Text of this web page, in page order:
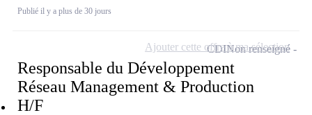
Publié il y a plus de 30 jours
Responsable du Développement
Réseau Management & Production
H/F
CDINon renseigné
Ajouter cette offre à ma sélection